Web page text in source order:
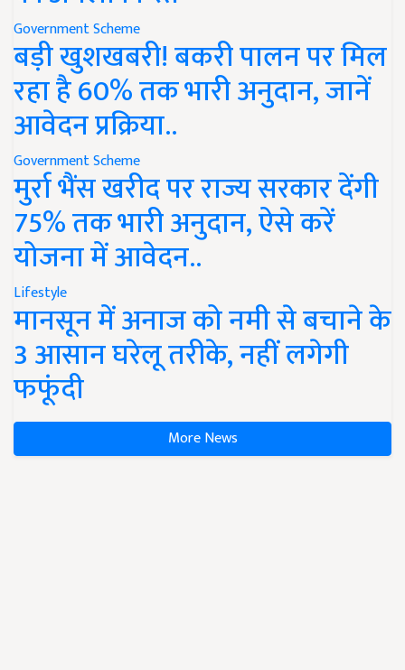
Government Scheme
बड़ी खुशखबरी! बकरी पालन पर मिल
रहा है 60% तक भारी अनुदान, जानें
आवेदन प्रक्रिया..
Government Scheme
मुर्रा भैंस खरीद पर राज्य सरकार देंगी
75% तक भारी अनुदान, ऐसे करें
योजना में आवेदन..
Lifestyle
मानसून में अनाज को नमी से बचाने के
3 आसान घरेलू तरीके, नहीं लगेगी
फफूंदी
More News